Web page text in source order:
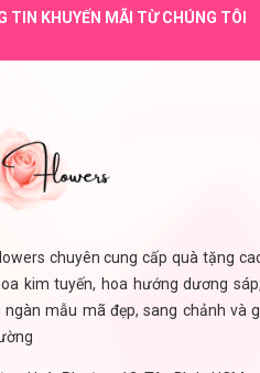
TIN KHUYẾN MÃI TỪ CHÚNG TÔI
chuyên cung cấp quà tặng
kim tuyến, hoa hướng dương
ngàn mẫu mã đẹp, sang chảnh và